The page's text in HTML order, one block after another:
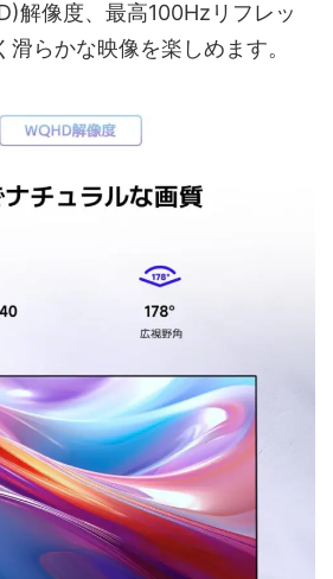
解像度、最高100Hzリフレッ
らかな映像を楽しめます。